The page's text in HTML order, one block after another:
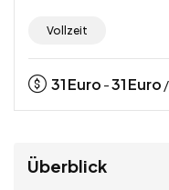
Vollzeit
31Euro -31Euro
Überblick